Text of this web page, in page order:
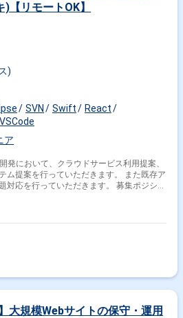
【リモートOK】
)
SVN Swift
React
VSCode
ア
発において、クラウドサービス利用提案、
ム提案を行っていただきます。 また既存ア
対応を行っていただきます。 募集ポジショ
う想定です。 ■開発環境： ■プ
大規模Webサイトの保守・運用